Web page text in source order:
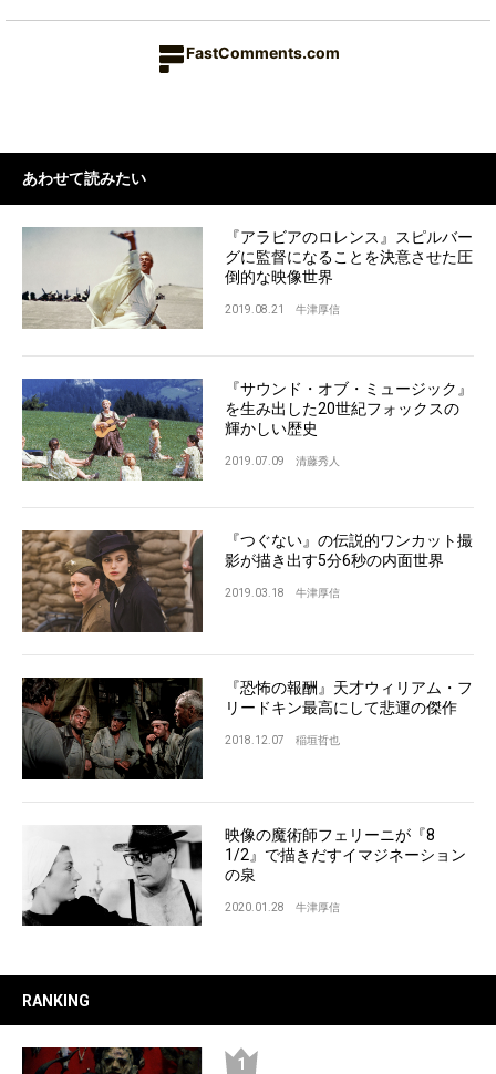
FastComments.com
あわせて読みたい
『アラビアのロレンス』スピルバー
グに監督になることを決意させた圧
倒的な映像世界
2019.08.21 牛津厚信
『サウンド・オブ・ミュージック』
を生み出した20世紀フォックスの
輝かしい歴史
2019.07.09 清藤秀人
『つぐない』の伝説的ワンカット撮
影が描き出す5分6秒の内面世界
2019.03.18 牛津厚信
『恐怖の報酬』天才ウィリアム・フ
リードキン最高にして悲運の傑作
2018.12.07 稲垣哲也
映像の魔術師フェリーニが『8
1/2』で描きだすイマジネーション
の泉
2020.01.28 牛津厚信
RANKING